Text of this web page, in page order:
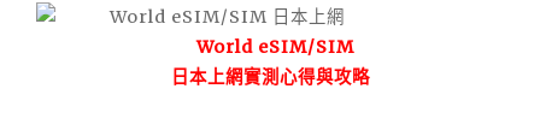
World eSIM/SIM
日本上網實測心得與攻略